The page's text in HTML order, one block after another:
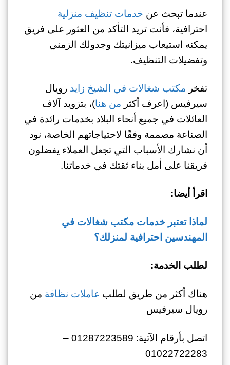
عندما تبحث عن خدمات تنظيف منزلية
احترافية، فأنت تريد التأكد من العثور على فريق
يمكنه استيعاب ميزانيتك وجدولك الزمني
وتفضيلات التنظيف.
تفخر مكتب شغالات في الشيخ زايد رويال
سيرفيس (اعرف أكثر من هنا)، بتزويد آلاف
العائلات في جميع أنحاء البلاد بخدمات رائدة في
الصناعة مصممة وفقًا لاحتياجاتهم الخاصة، نود
أن نشارك الأسباب التي تجعل العملاء يفضلون
فريقنا على أمل بناء ثقتك في خدماتنا.
اقرأ أيضا:
لماذا تعتبر خدمات مكتب شغالات في
المهندسين احترافية لمنزلك؟
لطلب الخدمة:
هناك أكثر من طريق لطلب عاملات نظافة من
رويال سيرفيس
اتصل بأرقام الآتية: 01287223589 –
01022722283